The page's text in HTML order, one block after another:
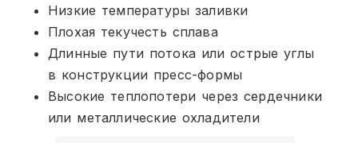
Низкие температуры заливки
Плохая текучесть сплава
Длинные пути потока или острые углы
в конструкции пресс-формы
Высокие теплопотери через сердечники
или металлические охладители